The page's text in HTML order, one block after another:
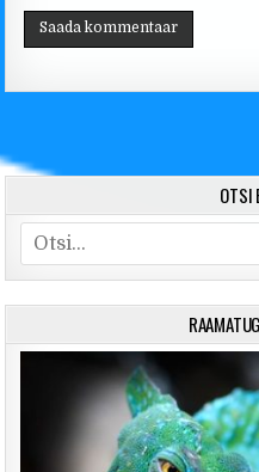
OTSI
Search for: